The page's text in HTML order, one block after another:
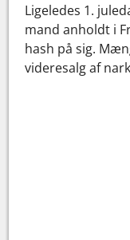
Ligeledes 1.
mand anholdt i
hash på sig.
videresalg af